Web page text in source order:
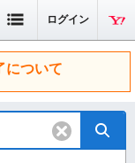
ログイン
について